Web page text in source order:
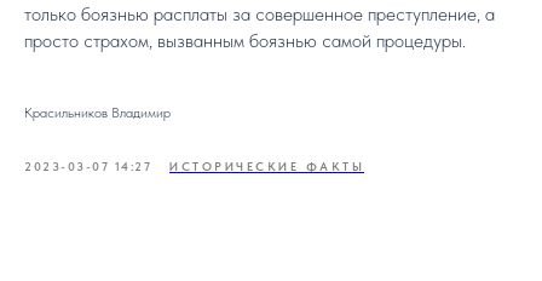
только боязнью расплаты за совершенное преступление, а
просто страхом, вызванным боязнью самой процедуры.
Красильников Владимир
2023-03-07 14:27 ИСТОРИЧЕСКИЕ ФАКТЫ